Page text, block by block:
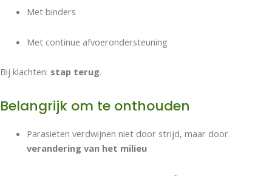
Met binders
Met continue afvoerondersteuning
Bij klachten: stap terug.
Belangrijk om te onthouden
Parasieten verdwijnen niet door strijd, maar door
verandering van het milieu